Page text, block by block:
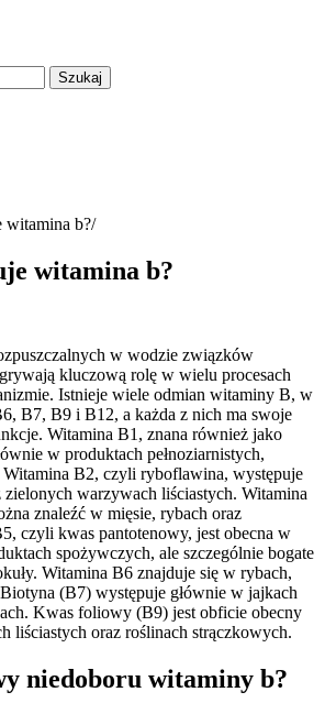
witamina b?
witamina b?
w wodzie związków
kluczową rolę w wielu procesach
Istnieje wiele odmian witaminy B, w
B7, B9 i B12, a każda z nich ma swoje
Witamina B1, znana również jako
w produktach pełnoziarnistych,
Witamina B2, czyli ryboflawina, występuje
warzywach liściastych. Witamina
znaleźć w mięsie, rybach oraz
czyli kwas pantotenowy, jest obecna w
spożywczych, ale szczególnie bogate
Witamina B6 znajduje się w rybach,
(B7) występuje głównie w jajkach
Kwas foliowy (B9) jest obficie obecny
liściastych oraz roślinach strączkowych.
niedoboru witaminy b?